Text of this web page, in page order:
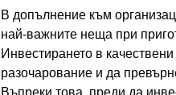
В допълнение към
най-важните неща при
Инвестирането в
разочарование и да